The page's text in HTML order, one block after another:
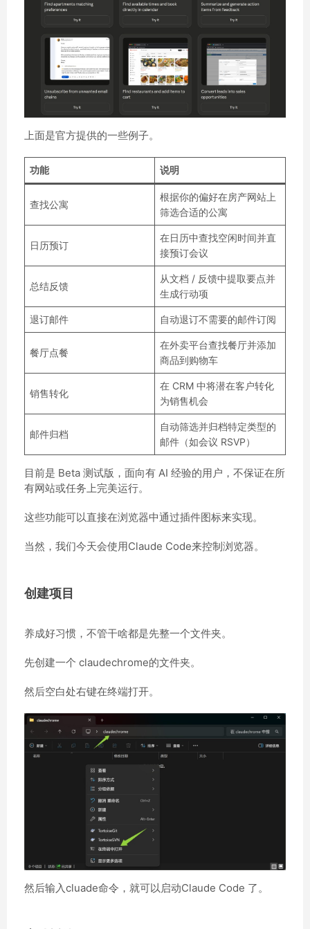
上面是官方提供的一些例子。
功能 说明
查找公寓
根据你的偏好在房产网站上
筛选合适的公寓
日历预订
在日历中查找空闲时间并直
接预订会议
总结反馈
从文档 / 反馈中提取要点并
生成行动项
退订邮件 自动退订不需要的邮件订阅
餐厅点餐
在外卖平台查找餐厅并添加
商品到购物车
销售转化
在 CRM 中将潜在客户转化
为销售机会
邮件归档
自动筛选并归档特定类型的
邮件（如会议 RSVP）
目前是 Beta 测试版，面向有 AI 经验的用户，不保证在所
有网站或任务上完美运行。
这些功能可以直接在浏览器中通过插件图标来实现。
当然，我们今天会使用Claude Code来控制浏览器。
创建项目
养成好习惯，不管干啥都是先整一个文件夹。
先创建一个 claudechrome的文件夹。
然后空白处右键在终端打开。
然后输入cluade命令，就可以启动Claude Code 了。